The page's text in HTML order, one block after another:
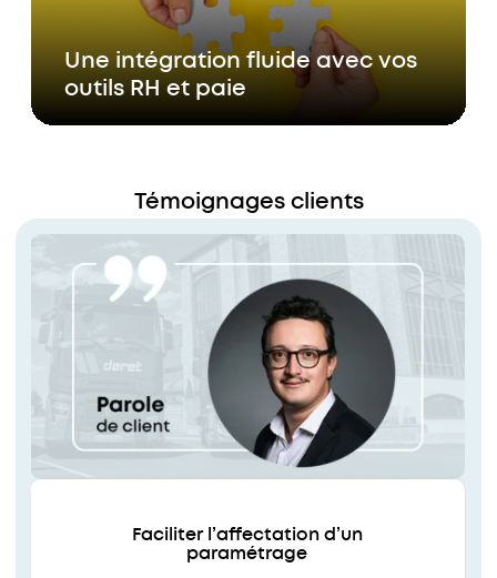
Une intégration fluide avec vos
outils RH et paie
Témoignages clients
Faciliter l’affectation d’un
paramétrage